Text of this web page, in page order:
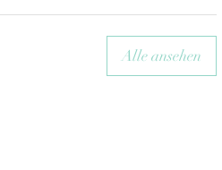
Alle ansehen